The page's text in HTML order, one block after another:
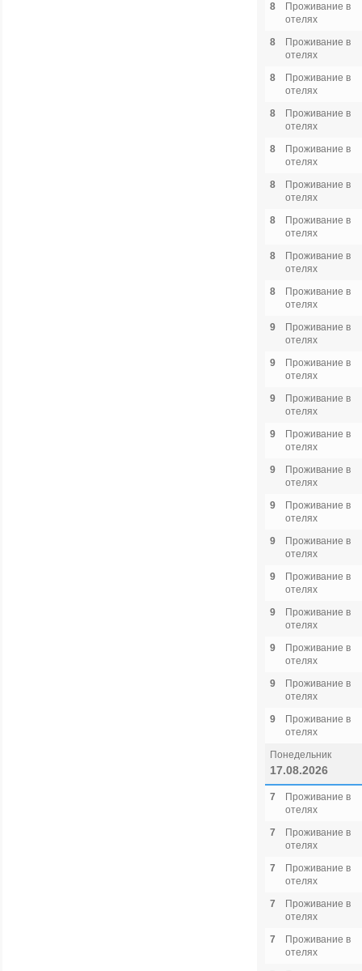
8
Проживание в
отелях
8
Проживание в
отелях
8
Проживание в
отелях
8
Проживание в
отелях
8
Проживание в
отелях
8
Проживание в
отелях
8
Проживание в
отелях
8
Проживание в
отелях
8
Проживание в
отелях
9
Проживание в
отелях
9
Проживание в
отелях
9
Проживание в
отелях
9
Проживание в
отелях
9
Проживание в
отелях
9
Проживание в
отелях
9
Проживание в
отелях
9
Проживание в
отелях
9
Проживание в
отелях
9
Проживание в
отелях
9
Проживание в
отелях
9
Проживание в
отелях
Понедельник
17.08.2026
7
Проживание в
отелях
7
Проживание в
отелях
7
Проживание в
отелях
7
Проживание в
отелях
7
Проживание в
отелях